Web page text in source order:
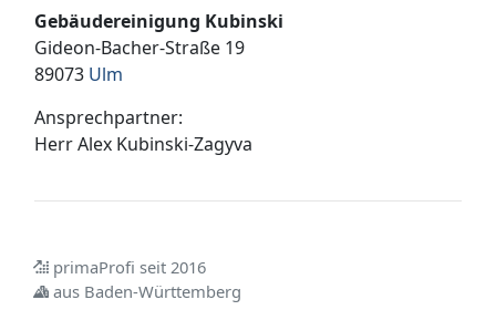
Gebäudereinigung Kubinski
Gideon-Bacher-Straße 19
89073 Ulm
Ansprechpartner:
HerrAlex Kubinski-Zagyva
primaProfi seit 2016
aus Baden-Württemberg